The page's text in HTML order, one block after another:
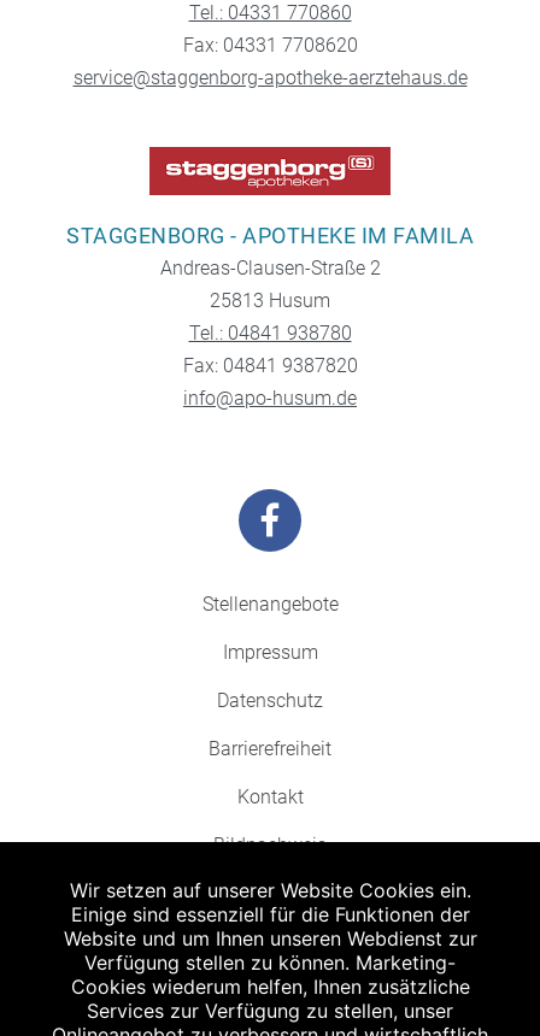
Tel.: 04331 770860
Fax: 04331 7708620
service@staggenborg-apotheke-aerztehaus.de
STAGGENBORG - APOTHEKE IM FAMILA
Andreas-Clausen-Straße 2
25813 Husum
Tel.: 04841 938780
Fax: 04841 9387820
info@apo-husum.de
Stellenangebote
Impressum
Datenschutz
Barrierefreiheit
Kontakt
Bildnachweis
Abgabe in haushaltsüblichen Mengen, solange der Vorrat reicht. Für Druck-
und Satzfehler keine Haftung.
Wir setzen auf unserer Website Cookies ein.
Einige sind essenziell für die Funktionen der
Website und um Ihnen unseren Webdienst zur
Verfügung stellen zu können. Marketing-
Cookies wiederum helfen, Ihnen zusätzliche
Services zur Verfügung zu stellen, unser